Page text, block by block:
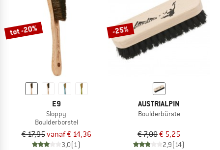
tot -20%
E9
Sloppy
Boulderborstel
€ 17,95vanaf € 14,36
3,0(1)
-25%
AUSTRIALPIN
Boulderbürste
€ 7,00€ 5,25
2,9(14)